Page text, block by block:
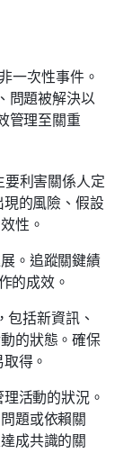
一次性事件。
問題被解決以
管理至關重
利害關係人定
的風險、假設
性。
。追蹤關鍵績
的成效。
包括新資訊、
的狀態。確保
得。
活動的狀況。
題或依賴關
成共識的關